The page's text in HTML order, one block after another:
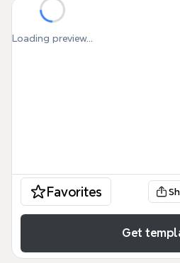
Loading preview...
Favorites
Get